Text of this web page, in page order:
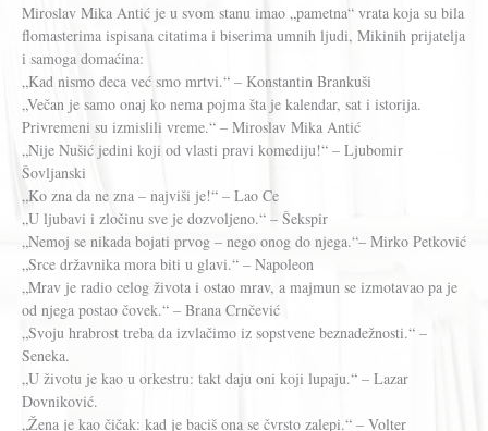
Miroslav Mika Antić je u svom stanu imao „pametna“ vrata koja su bila
flomasterima ispisana citatima i biserima umnih ljudi, Mikinih prijatelja
i samoga domaćina:
„Kad nismo deca već smo mrtvi.“ – Konstantin Brankuši
„Večan je samo onaj ko nema pojma šta je kalendar, sat i istorija.
Privremeni su izmislili vreme.“ – Miroslav Mika Antić
„Nije Nušić jedini koji od vlasti pravi komediju!“ – Ljubomir
Šovljanski
„Ko zna da ne zna – najviši je!“ – Lao Ce
„U ljubavi i zločinu sve je dozvoljeno.“ – Šekspir
„Nemoj se nikada bojati prvog – nego onog do njega.“– Mirko Petković
„Srce državnika mora biti u glavi.“ – Napoleon
„Mrav je radio celog života i ostao mrav, a majmun se izmotavao pa je
od njega postao čovek.“ – Brana Crnčević
„Svoju hrabrost treba da izvlačimo iz sopstvene beznadežnosti.“ –
Seneka.
„U životu je kao u orkestru: takt daju oni koji lupaju.“ – Lazar
Dovniković.
„Žena je kao čičak: kad je baciš ona se čvrsto zalepi.“ – Volter